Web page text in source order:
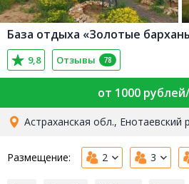
База отдыха «Золотые
9,8 Отзывы 78
от 1000
Астраханская обл., Енотаевский
Размещение: 2 3